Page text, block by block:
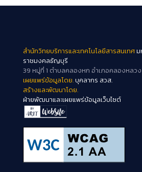
สำนักวิทยบริการและเทคโนโลยีสารสนเทศม
ราชมงคลธัญบุรี
39 หมู่ที่ 1 ตำบลคลองหก อำเภอคลองหลว
เผยแพร่ข้อมูลโดย.บุคลากร สวส.
สร้างและพัฒนาโดย.
ฝ่ายพัฒนาและเผยแพร่ข้อมูลเว็บไซต์